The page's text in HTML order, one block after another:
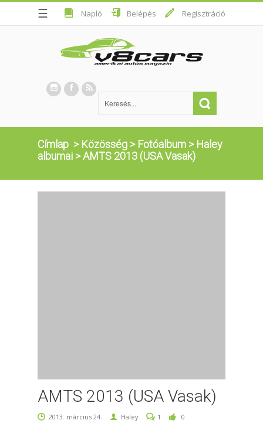
☰ Napló Belépés Regisztráció
Címlap > Közösség > Fotóalbum > Haley
albumai >AMTS 2013 (USA Vasak)
AMTS 2013 (USA Vasak)
2013. március 24. Haley 1 0